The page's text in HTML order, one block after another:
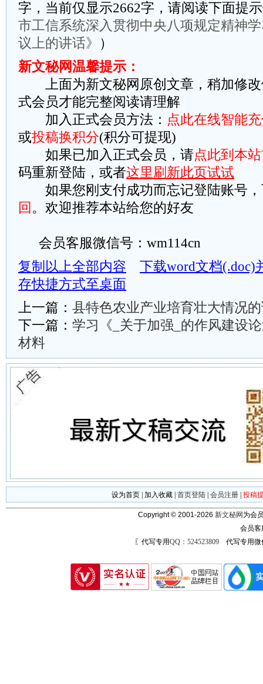
字，当前仅显示2662字，请阅读下面提
市工信系统深入贯彻中央八项规定精神
议上的讲话》
）
新文秘网温馨提示：
上面为新文秘网原创文章，稍加修改
式会员才能完整阅读请理解
加入正式会员方法： 点此在线智能
或投稿换积分(积分可提现)
如果已加入正式会员，请点此到本
码重新登陆，或者这里刷新此页试试
如果您刚支付成功而忘记登陆账号，
回 。欢迎推荐本站给您的好友
会员客服微信号：wm114cn
复制以上全部内容
下载word文档(.doc)
存快捷方式至桌面
上一篇： 县特色农业产业培育壮大情况
下一篇： 学习《_关于加强_的作风建设
材料
设为首页 加入收藏 首页登陆 会员注册 投稿
Copyright © 2001-2026 新文秘网 为会
会员
〖代写专用QQ：524523809代写专用微